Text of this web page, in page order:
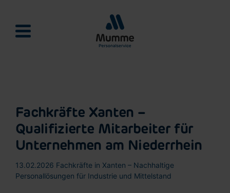
Mumme Personalservie
Fachkräfte Xanten –
Qualifizierte Mitarbeiter für
Unternehmen am Niederrhein
13.02.2026 Fachkräfte in Xanten – Nachhaltige
Personallösungen für Industrie und Mittelstand